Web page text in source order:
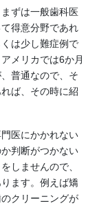
ずは一般歯科医
得意分野であれ
は少し難症例で
メリカでは6か月
普通なので、そ
ば、その時に紹
医にかかれない
判断がつかない
しませんので、
ます。例えば矯
クリーニングが